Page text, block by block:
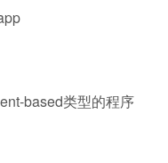
based类型的程序